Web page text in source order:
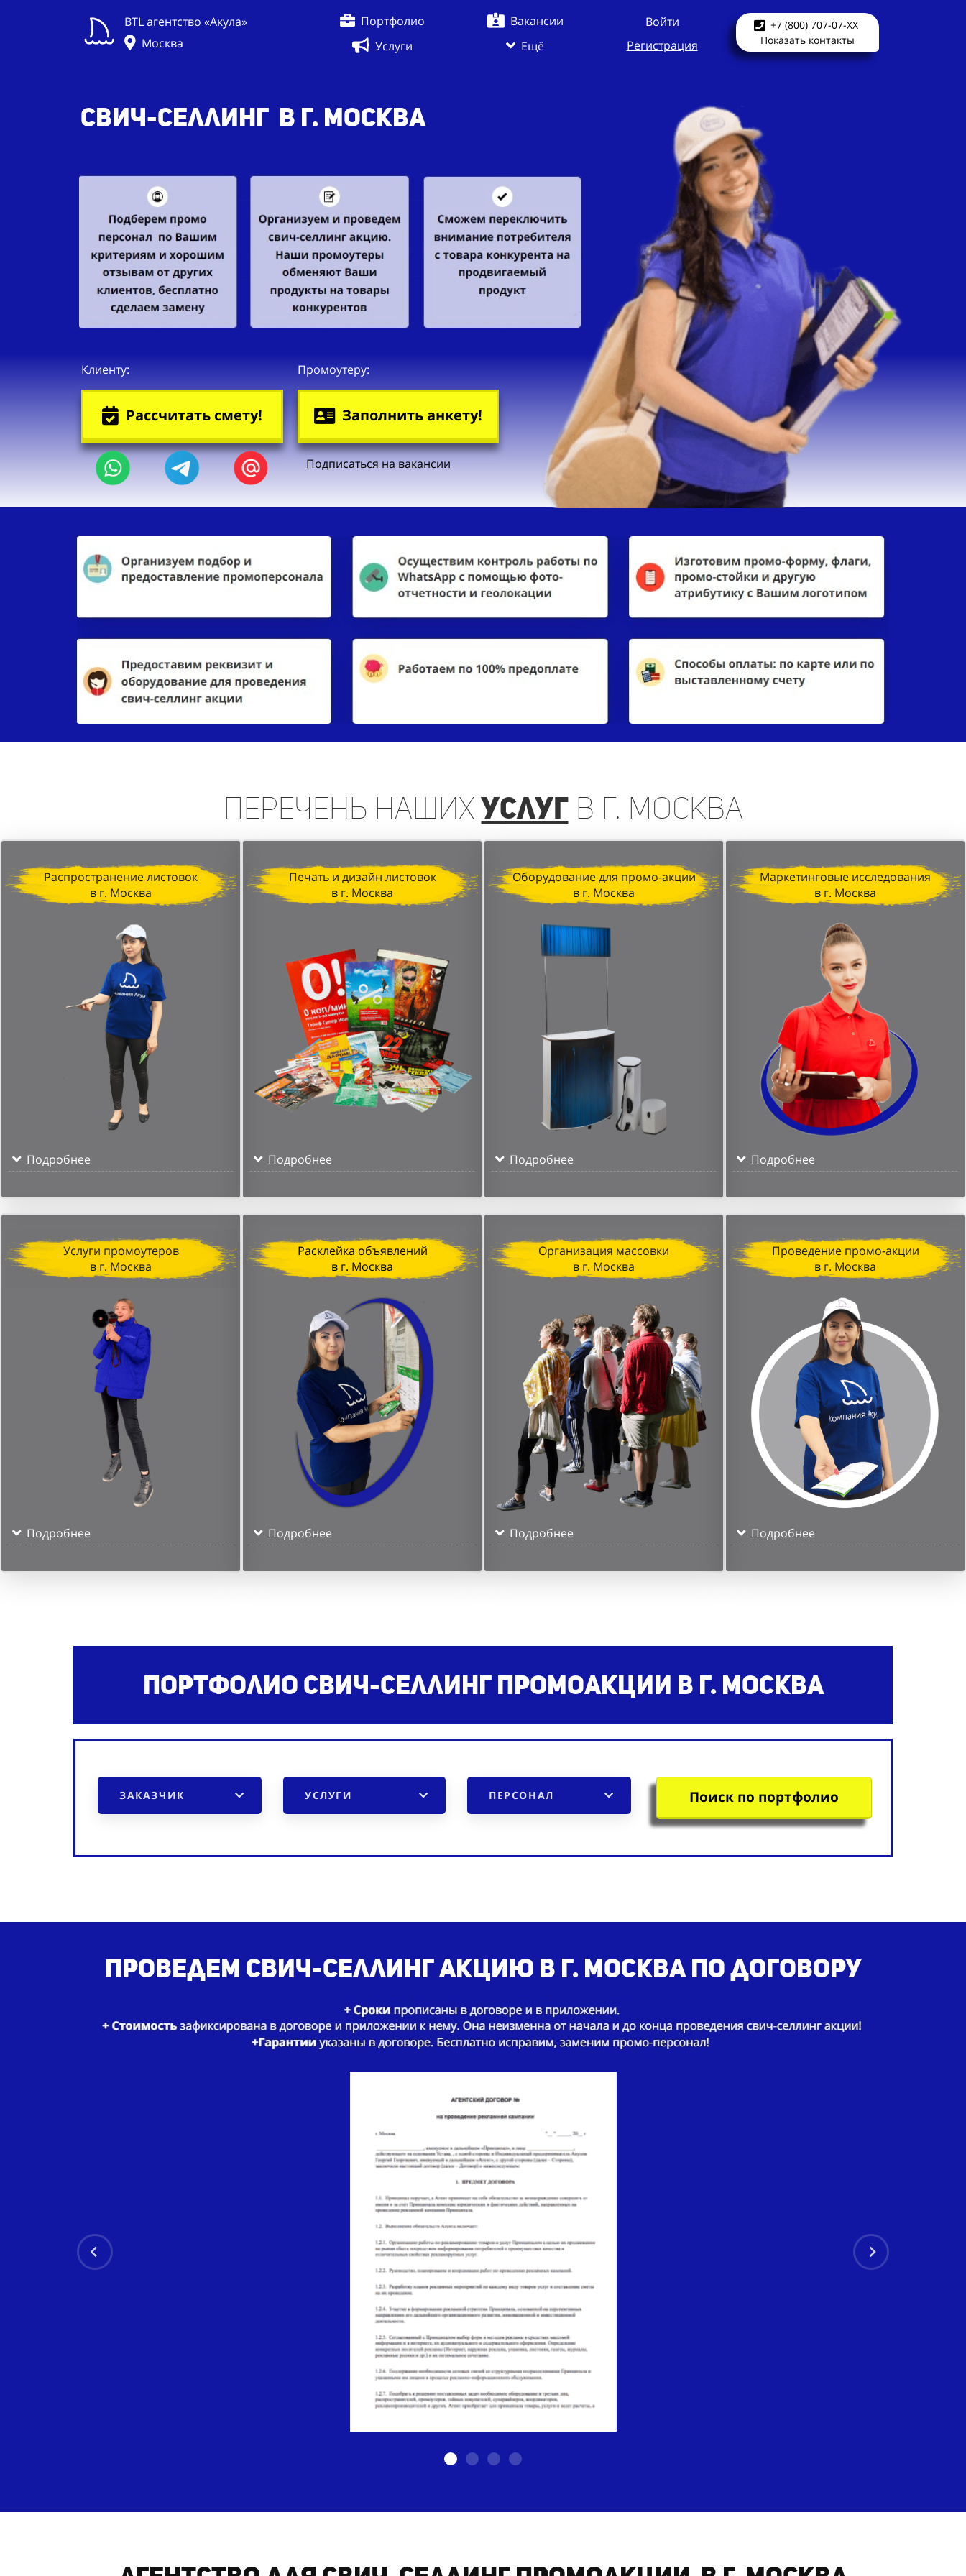
BTL агентство «Акула»
Москва
Портфолио
Вакансии
Услуги
Ещё
Войти
Регистрация
+7 (800) 707-07-XX
Показать контакты
Свич-селлинг в г. Москва
Клиенту:
Рассчитать смету!
Промоутеру:
Заполнить анкету!
Подписаться на вакансии
Перечень нашихуслугв г. Москва
Распространение листовок
в г. Москва
Подробнее
Печать и дизайн листовок
в г. Москва
Подробнее
Оборудование для промо-акции
в г. Москва
Подробнее
Маркетинговые исследования
в г. Москва
Подробнее
Услуги промоутеров
в г. Москва
Подробнее
Расклейка объявлений
в г. Москва
Подробнее
Организация массовки
в г. Москва
Подробнее
Проведение промо-акции
в г. Москва
Подробнее
Портфолио свич-селлингпромоакции в г. Москва
ЗАКАЗЧИК УСЛУГИ ПЕРСОНАЛ Поиск по портфолио
Проведем свич-селлинг акцию в г. Москва по договору